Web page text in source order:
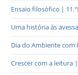
Ensaio filosófico |
Uma história às
Dia do Ambiente com
Crescer com a leitura |